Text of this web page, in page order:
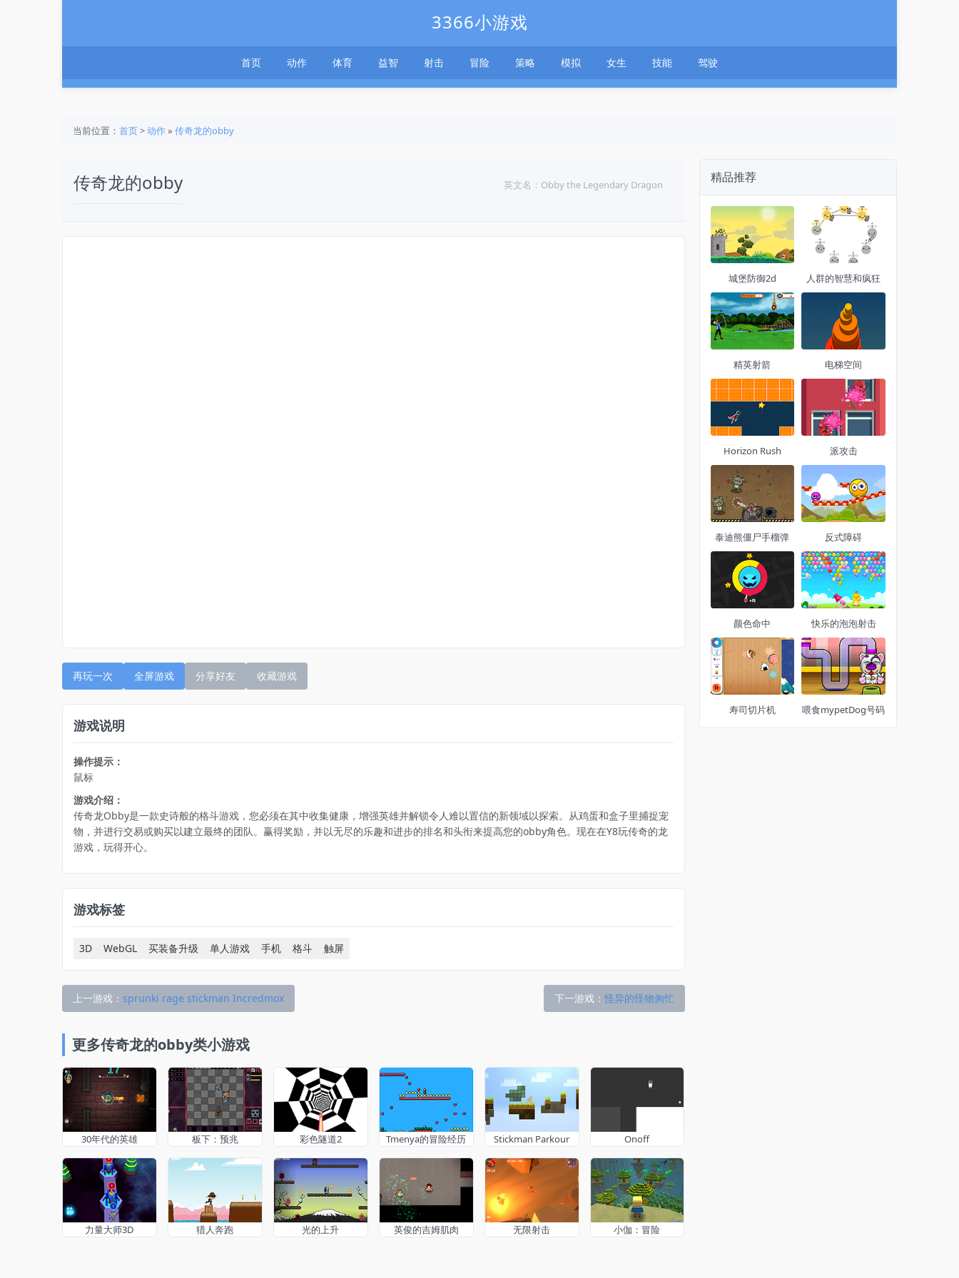
3366小游戏
首页 动作 体育 益智 射击 冒险 策略 模拟 女生 技能 驾驶
当前位置： 首页>动作» 传奇龙的obby
传奇龙的obby 英文名：Obby the Legendary Dragon
再玩一次 全屏游戏 分享好友 收藏游戏
游戏说明
操作提示：
鼠标
游戏介绍：
传奇龙Obby是一款史诗般的格斗游戏，您必须在其中收集健康，增强英雄并解锁令人难以置信的新领域以探索。从鸡蛋和盒子里捕捉宠
物，并进行交易或购买以建立最终的团队。赢得奖励，并以无尽的乐趣和进步的排名和头衔来提高您的obby角色。现在在Y8玩传奇的龙
游戏，玩得开心。
游戏标签
3D WebGL 买装备升级 单人游戏 手机 格斗 触屏
上一游戏： sprunki rage stickman Incredmox 下一游戏：怪异的怪物匆忙
更多传奇龙的obby类小游戏
30年代的英雄 板下：预兆 彩色隧道2 Tmenya的冒险经历 Stickman Parkour Onoff
力量大师3D 猎人奔跑 光的上升 英俊的吉姆肌肉 无限射击 小伽：冒险
精品推荐
城堡防御2d 人群的智慧和疯狂
精英射箭 电梯空间
Horizo​​n Rush 派攻击
泰迪熊僵尸手榴弹 反式障碍
颜色命中 快乐的泡泡射击
寿司切片机 喂食mypetDog号码